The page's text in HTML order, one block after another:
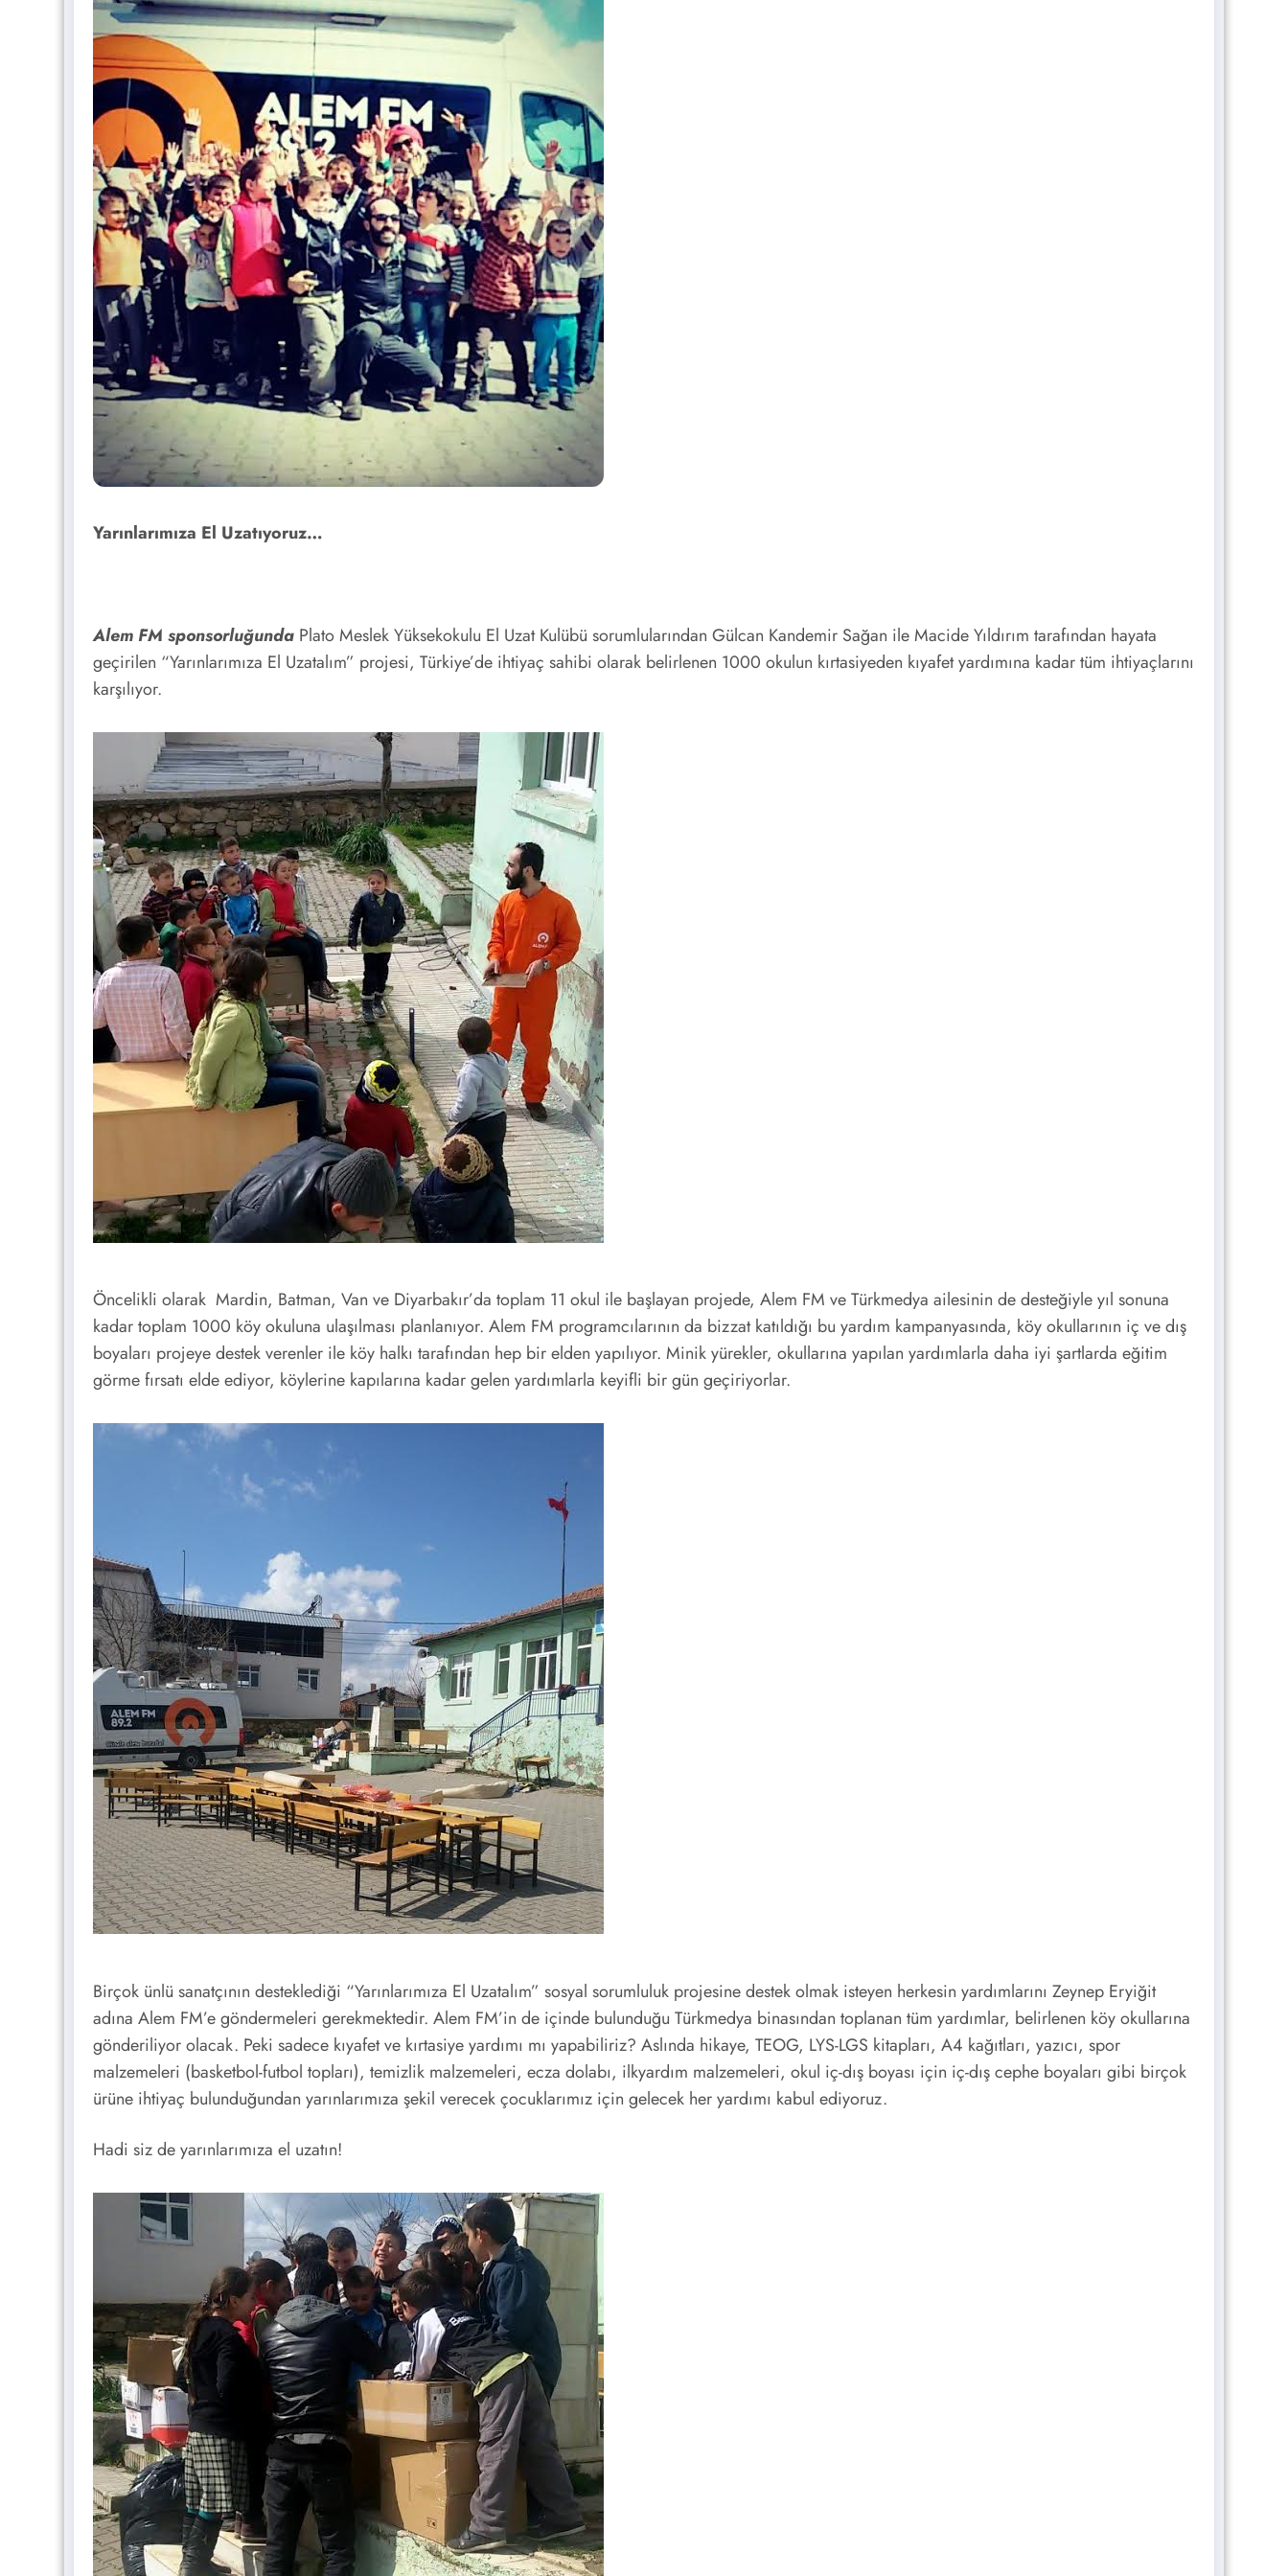
Yarınlarımıza El Uzatıyoruz…
Alem FM sponsorluğunda Plato Meslek Yüksekokulu El Uzat Kulübü sorumlularından Gülcan Kandemir Sağan ile Macide Yıldırım tarafından hayata
geçirilen “Yarınlarımıza El Uzatalım” projesi, Türkiye’de ihtiyaç sahibi olarak belirlenen 1000 okulun kırtasiyeden kıyafet yardımına kadar tüm ihtiyaçlarını
karşılıyor.
Öncelikli olarak Mardin, Batman, Van ve Diyarbakır’da toplam 11 okul ile başlayan projede, Alem FM ve Türkmedya ailesinin de desteğiyle yıl sonuna
kadar toplam 1000 köy okuluna ulaşılması planlanıyor. Alem FM programcılarının da bizzat katıldığı bu yardım kampanyasında, köy okullarının iç ve dış
boyaları projeye destek verenler ile köy halkı tarafından hep bir elden yapılıyor. Minik yürekler, okullarına yapılan yardımlarla daha iyi şartlarda eğitim
görme fırsatı elde ediyor, köylerine kapılarına kadar gelen yardımlarla keyifli bir gün geçiriyorlar.
Birçok ünlü sanatçının desteklediği “Yarınlarımıza El Uzatalım” sosyal sorumluluk projesine destek olmak isteyen herkesin yardımlarını Zeynep Eryiğit
adına Alem FM’e göndermeleri gerekmektedir. Alem FM’in de içinde bulunduğu Türkmedya binasından toplanan tüm yardımlar, belirlenen köy okullarına
gönderiliyor olacak. Peki sadece kıyafet ve kırtasiye yardımı mı yapabiliriz? Aslında hikaye, TEOG, LYS-LGS kitapları, A4 kağıtları, yazıcı, spor
malzemeleri (basketbol-futbol topları), temizlik malzemeleri, ecza dolabı, ilkyardım malzemeleri, okul iç-dış boyası için iç-dış cephe boyaları gibi birçok
ürüne ihtiyaç bulunduğundan yarınlarımıza şekil verecek çocuklarımız için gelecek her yardımı kabul ediyoruz.
Hadi siz de yarınlarımıza el uzatın!